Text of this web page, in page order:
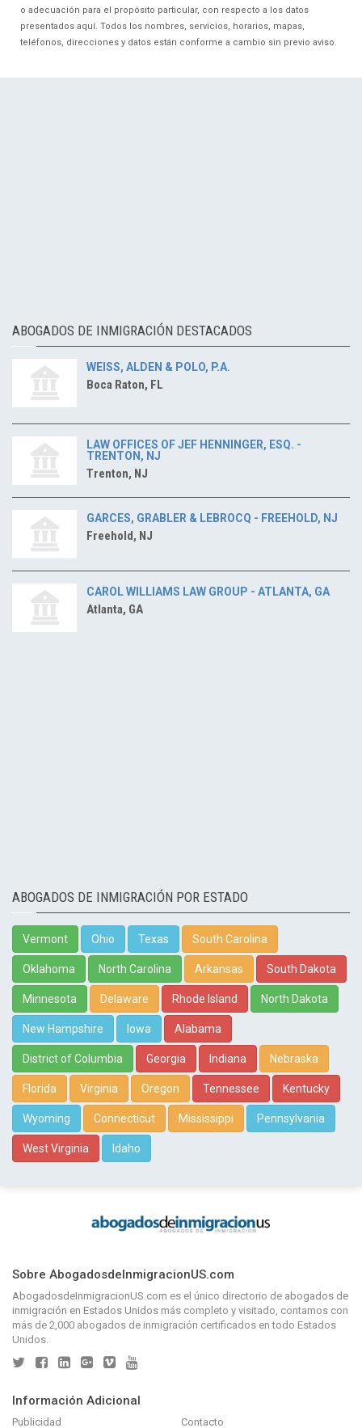
o adecuación para el propósito particular, con respecto a los datos
presentados aquí. Todos los nombres, servicios, horarios, mapas,
teléfonos, direcciones y datos están conforme a cambio sin previo aviso.
ABOGADOS DE INMIGRACIÓN DESTACADOS
WEISS, ALDEN & POLO, P.A.
Boca Raton, FL
LAW OFFICES OF JEF HENNINGER, ESQ. -
TRENTON, NJ
Trenton, NJ
GARCES, GRABLER & LEBROCQ - FREEHOLD, NJ
Freehold, NJ
CAROL WILLIAMS LAW GROUP - ATLANTA, GA
Atlanta, GA
ABOGADOS DE INMIGRACIÓN POR ESTADO
Vermont Ohio Texas South Carolina
Oklahoma North Carolina Arkansas South Dakota
Minnesota Delaware Rhode Island North Dakota
New Hampshire Iowa Alabama
District of Columbia Georgia Indiana Nebraska
Florida Virginia Oregon Tennessee Kentucky
Wyoming Connecticut Mississippi Pennsylvania
West Virginia Idaho
Sobre AbogadosdeInmigracionUS.com
AbogadosdeInmigracionUS.com es el único directorio de abogados de
inmigración en Estados Unidos más completo y visitado, contamos con
más de 2,000 abogados de inmigración certificados en todo Estados
Unidos.
Información Adicional
Publicidad Contacto